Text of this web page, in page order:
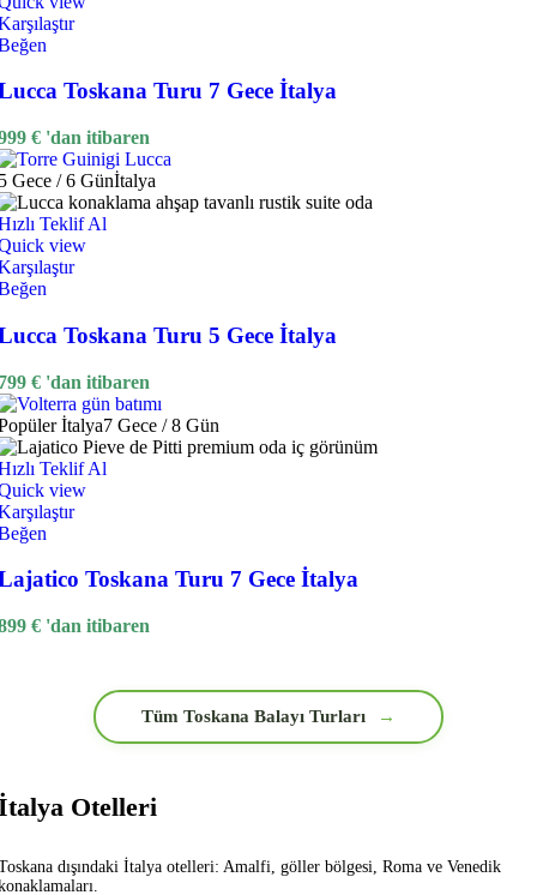
Toskana Turu 7 Gece İtalya
€ 'dan itibaren
Gece / 6 Günİtalya
Teklif Al
view
Toskana Turu 5 Gece İtalya
€ 'dan itibaren
İtalya7 Gece / 8 Gün
Teklif Al
view
Toskana Turu 7 Gece İtalya
€ 'dan itibaren
Tüm Toskana Balayı Turları →
Otelleri
dışındaki İtalya otelleri: Amalfi, göller bölgesi, Roma ve Venedik